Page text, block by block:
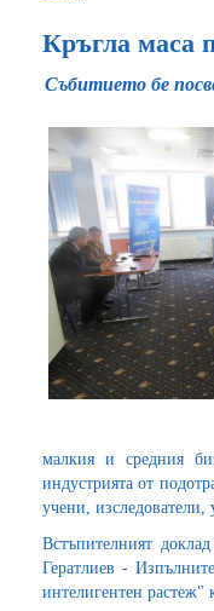
Кръгла маса
Събитието бе
малкия и средния
индустрията от
учени, изследователи,
Встъпителният
Гератлиев -
интелигентен растеж"